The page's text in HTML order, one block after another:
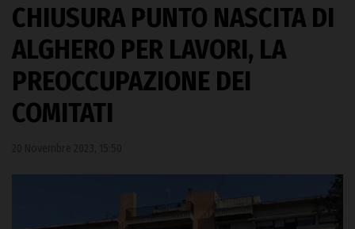
CHIUSURA PUNTO NASCITA DI
ALGHERO PER LAVORI, LA
PREOCCUPAZIONE DEI
COMITATI